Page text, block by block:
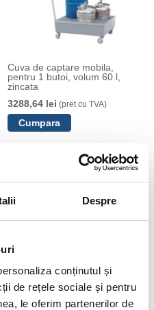
Despre
conținutul și
de rețele sociale și pentru
le oferim partenerilor de
Cuva de captare mobila,
pentru 1 butoi, volum 60 l,
zincata
3288,64 lei (pret cu TVA)
Profil de protectie patrat